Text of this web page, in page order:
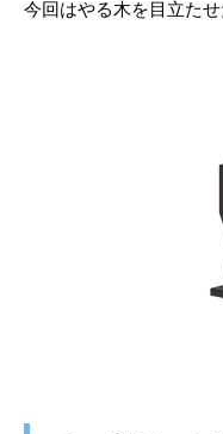
今回はやる木を目立た